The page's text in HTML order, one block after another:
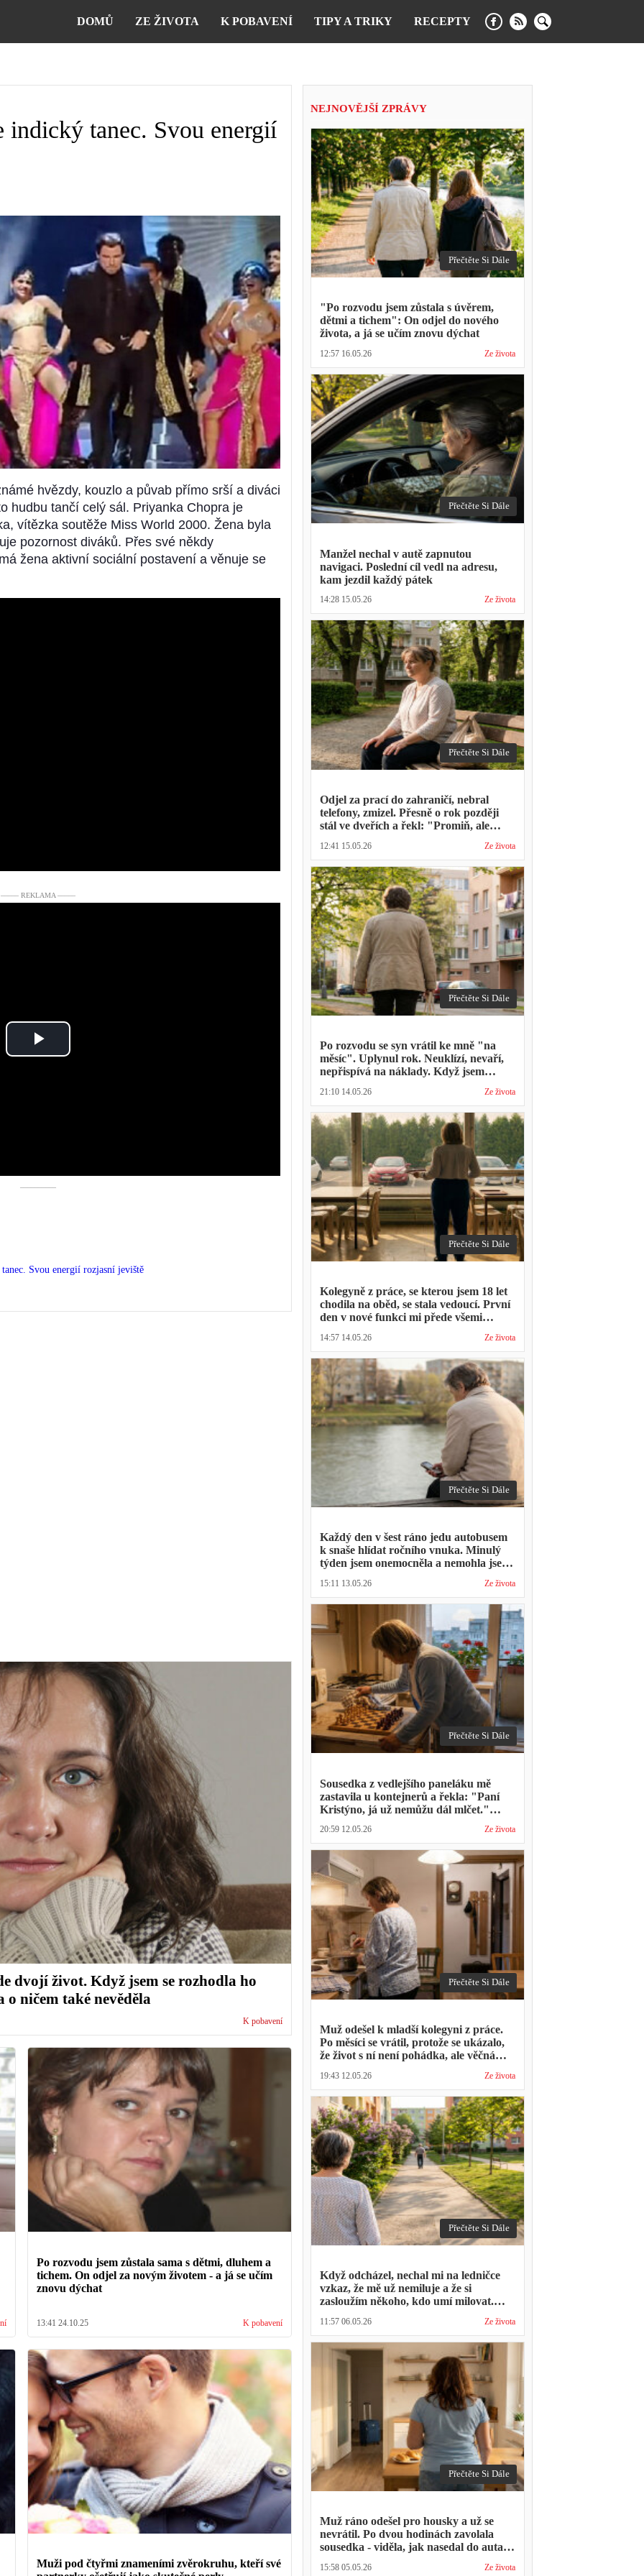
DOMŮ ZE ŽIVOTA K POBAVENÍ TIPY A TRIKY RECEPTY
indický tanec. Svou energií
hvězdy, kouzlo a půvab přímo srší a diváci
hudbu tančí celý sál. Priyanka Chopra je
vítězka soutěže Miss World 2000. Žena byla
pozornost diváků. Přes své někdy
žena aktivní sociální postavení a věnuje se
––––– REKLAMA –––––
Play
––––––––––
Svou energií rozjasní jeviště
dvojí život. Když jsem se rozhodla ho
ničem také nevěděla
K pobavení
Po rozvodu jsem zůstala sama s dětmi, dluhem a
tichem. On odjel za novým životem - a já se učím
znovu dýchat
13:41 24.10.25 K pobavení
Muži pod čtyřmi znameními zvěrokruhu, kteří své
NEJNOVĚJŠÍ ZPRÁVY
Přečtěte Si Dále
"Po rozvodu jsem zůstala s úvěrem,
dětmi a tichem": On odjel do nového
života, a já se učím znovu dýchat
12:57 16.05.26 Ze života
Přečtěte Si Dále
Manžel nechal v autě zapnutou
navigaci. Poslední cíl vedl na adresu,
kam jezdil každý pátek
14:28 15.05.26 Ze života
Přečtěte Si Dále
Odjel za prací do zahraničí, nebral
telefony, zmizel. Přesně o rok později
stál ve dveřích a řekl: "Promiň, ale
12:41 15.05.26 Ze života
Přečtěte Si Dále
Po rozvodu se syn vrátil ke mně "na
měsíc". Uplynul rok. Neuklízí, nevaří,
nepřispívá na náklady. Když jsem
přece nevyhodíš vlastní dítě."
21:10 14.05.26 Ze života
Přečtěte Si Dále
Kolegyně z práce, se kterou jsem 18 let
chodila na oběd, se stala vedoucí. První
den v nové funkci mi přede všemi
Přestávka trvala stejně jako vždycky
14:57 14.05.26 Ze života
Přečtěte Si Dále
Každý den v šest ráno jedu autobusem
k snaše hlídat ročního vnuka. Minulý
týden jsem onemocněla a nemohla jsem
den volna. Víš, kolik nás to stálo?"
15:11 13.05.26 Ze života
Přečtěte Si Dále
Sousedka z vedlejšího paneláku mě
zastavila u kontejnerů a řekla: "Paní
Kristýno, já už nemůžu dál mlčet."
manžela ve čtvrtky na lavičce před
lékárnou s tou samou ženou
20:59 12.05.26 Ze života
Přečtěte Si Dále
Muž odešel k mladší kolegyni z práce.
Po měsíci se vrátil, protože se ukázalo,
že život s ní není pohádka, ale věčná
19:43 12.05.26 Ze života
Přečtěte Si Dále
Když odcházel, nechal mi na ledničce
vzkaz, že mě už nemiluje a že si
zasloužím někoho, kdo umí milovat.
mohl přijít na nedělní oběd, protože ta
druhá ho vyhodila a nemá kde strávit
svátky
11:57 06.05.26 Ze života
Přečtěte Si Dále
Muž ráno odešel pro housky a už se
nevrátil. Po dvou hodinách zavolala
sousedka - viděla, jak nasedal do auta s
týden pomáhala balit na služební cestu
15:58 05.05.26 Ze života